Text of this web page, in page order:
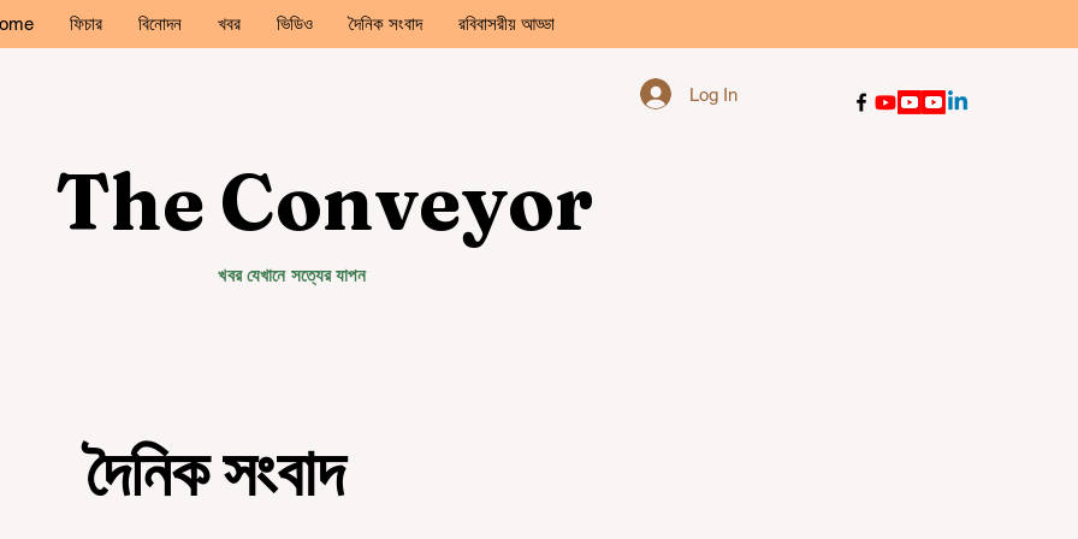
ফিচার বিনোদন খবর ভিডিও দৈনিক সংবাদ রবিবাসরীয় আড্ডা
The Conveyor
Log In
খবর যেখানে সত্যের যাপন
দৈনিক সংবাদ